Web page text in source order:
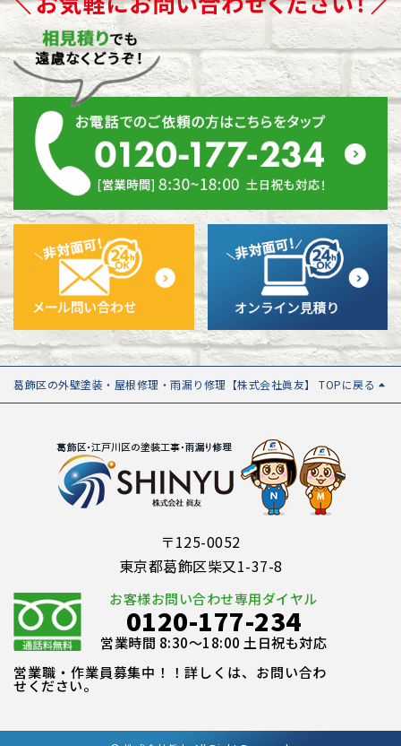
葛飾区の外壁塗装・屋根修理・雨漏り修理【株式会社眞友】 TOPに戻る
〒125-0052
東京都葛飾区柴又1-37-8
お客様お問い合わせ専用ダイヤル
0120-177-234
営業時間 8:30～18:00 土日祝も対応
営業職・作業員募集中！！詳しくは、お問い合わ
せください。